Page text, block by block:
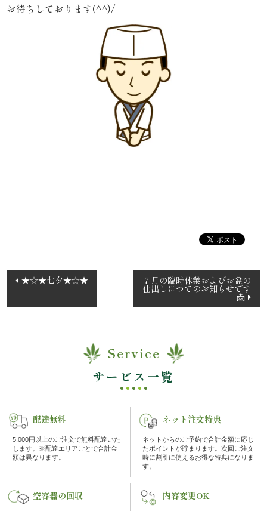
だ
わ
り
注
お待ちしております(^^)/
投
ナ
ン
★☆★七夕★☆★ ７月の臨時休業およびお盆の
仕出しにつてのお知らせです
📩
Service
サービス一覧
配達無料
5,000円以上のご注文で無料配達いた
します。※配達エリアごとで合計金
額は異なります。
ネット注文特典
ネットからのご予約で合計金額に応じ
たポイントが貯まります。次回ご注文
時に割引に使えるお得な特典になりま
す。
空容器の回収 内容変更OK